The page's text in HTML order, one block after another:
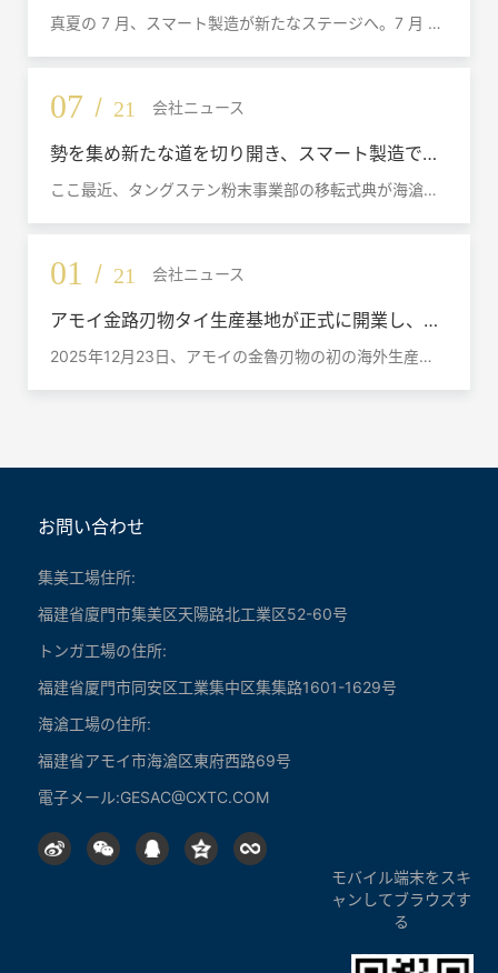
削工具西南戦略本部プロジェクト、ウェンジャン
真夏の 7 月、スマート製造が新たなステージへ。7 月 9
工式が成都市温江区において盛大に執り行われました。
07 / 21 会社ニュース
勢を集め新たな道を切り開き、スマート製造で世
界へ —— タングステン粉末事業部海滄東孚拠点
ここ最近、タングステン粉末事業部の移転式典が海滄東
事業部総経理の王明勝氏、合金第2事業部総経理の仇偉
氏をはじめとする経営幹部が出席し、同事業部各部署の
た。 式典はタングステン粉末事業部営業ディレクターの
張小蘭氏が司会を務めました。
01 / 21 会社ニュース
アモイ金路刃物タイ生産基地が正式に開業し、世
界的な拡張の新たな章を示した。
2025年12月23日、アモイの金魯刃物の初の海外生産拠
会社概要
開発パス
企業の名誉
企業文化
社会的責任
ジンル製品
タングステンパウダーシリーズ
お問い合わせ
集美工場住所:
福建省廈門市集美区天陽路北工業区52-60号
トンガ工場の住所:
福建省厦門市同安区工業集中区集集路1601-1629号
海滄工場の住所:
福建省アモイ市海滄区東府西路69号
電子メール:GESAC@CXTC.COM
モバイル端末をスキ
ャンしてブラウズす
る